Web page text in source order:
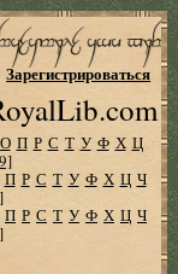
Зарегистрироваться
О П Р С Т У Ф Х Ц
П Р С Т У Ф Х Ц Ч
П Р С Т У Ф Х Ц Ч